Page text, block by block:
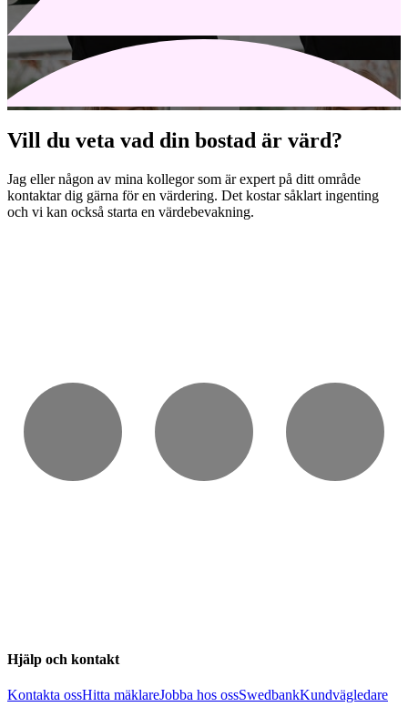
Vill du veta vad din bostad är värd?
Jag eller någon av mina kollegor som är expert på ditt område
kontaktar dig gärna för en värdering. Det kostar såklart ingenting
och vi kan också starta en värdebevakning.
Hjälp och kontakt
Kontakta ossHitta mäklareJobba hos ossSwedbankKundvägledare